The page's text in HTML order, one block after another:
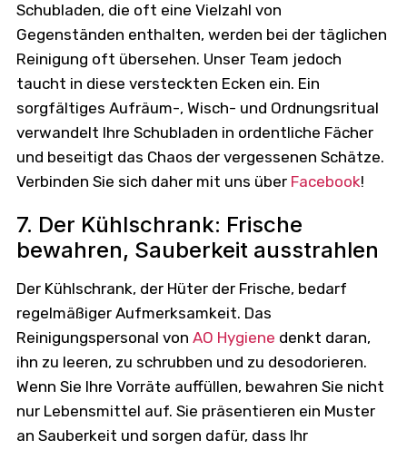
Schubladen, die oft eine Vielzahl von
Gegenständen enthalten, werden bei der täglichen
Reinigung oft übersehen. Unser Team jedoch
taucht in diese versteckten Ecken ein. Ein
sorgfältiges Aufräum-, Wisch- und Ordnungsritual
verwandelt Ihre Schubladen in ordentliche Fächer
und beseitigt das Chaos der vergessenen Schätze.
Verbinden Sie sich daher mit uns über Facebook!
7. Der Kühlschrank: Frische
bewahren, Sauberkeit ausstrahlen
Der Kühlschrank, der Hüter der Frische, bedarf
regelmäßiger Aufmerksamkeit. Das
Reinigungspersonal von AO Hygiene denkt daran,
ihn zu leeren, zu schrubben und zu desodorieren.
Wenn Sie Ihre Vorräte auffüllen, bewahren Sie nicht
nur Lebensmittel auf. Sie präsentieren ein Muster
an Sauberkeit und sorgen dafür, dass Ihr